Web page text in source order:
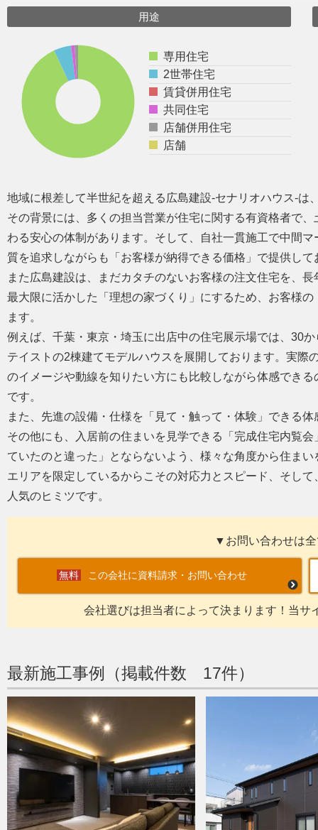
用途
専用住宅
2世帯住宅
賃貸併用住宅
共同住宅
店舗併用住宅
店舗
地域に根差して半世紀を超える広島建設-セナリオハウス-
その背景には、多くの担当営業が住宅に関する有資格者で
わる安心の体制があります。そして、自社一貫施工で中間
質を追求しながらも「お客様が納得できる価格」で提供して
また広島建設は、まだカタチのないお客様の注文住宅を、
最大限に活かした「理想の家づくり」にするため、お客様
ます。
例えば、千葉・東京・埼玉に出店中の住宅展示場では、30
テイストの2棟建てモデルハウスを展開しております。実際
のイメージや動線を知りたい方にも比較しながら体感でき
です。
また、先進の設備・仕様を「見て・触って・体験」できる
その他にも、入居前の住まいを見学できる「完成住宅内覧
ていたのと違った」とならないよう、様々な角度から住ま
エリアを限定しているからこその対応力とスピード、そし
人気のヒミツです。
▼お問い合わせは
この会社に資料請求・お問い合わせ
会社選びは担当者によって決まります！当サ
最新施工事例（掲載件数 17件）